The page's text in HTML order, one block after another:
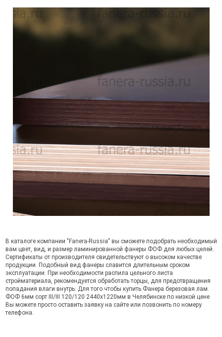
В каталоге компании "Fanera-Russia" вы сможете подобрать необходимый
вам цвет, вид, и размер ламинированной фанеры ФОФ для любых целей.
Сертификаты от производителя свидетельствуют о высоком качестве
продукции. Подобный вид фанеры славится длительным сроком
эксплуатации. При необходимости распила цельного листа
стройматериала, рекомендуется обработать торцы, для предотвращения
попадания влаги внутрь. Для того чтобы купить Фанера березовая лам.
ФОФ 6мм сорт III/III 120/120 2440х1220мм в Челябинске по низкой цене
Вы можете просто оставить заявку на сайте или позвонить по номеру
телефона.